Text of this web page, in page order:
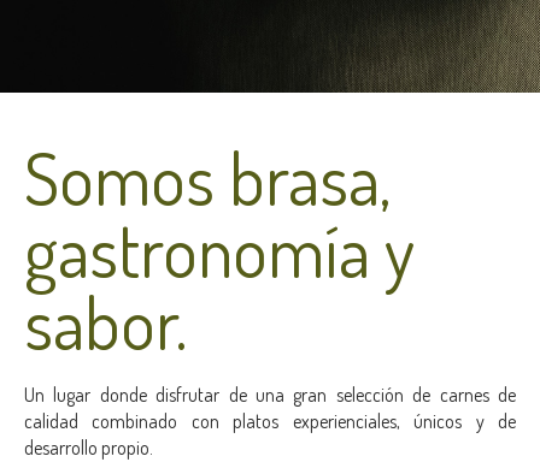
Somos brasa,
gastronomía y
sabor.
Un lugar donde disfrutar de una gran selección de carnes de
calidad combinado con platos experienciales, únicos y de
desarrollo propio.